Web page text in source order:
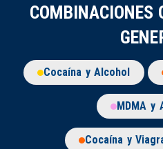
COMBINACIONES
Cocaína y Alcohol
MDMA y
Cocaína y